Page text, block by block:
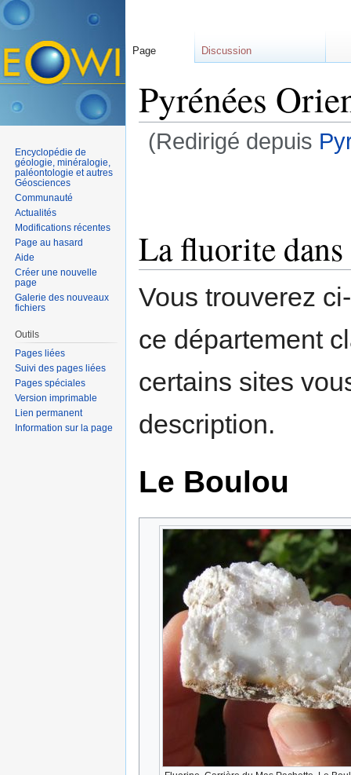
Pyrénées
(Redirigé depuis
La fluorite
Vous trouverez
ce département
certains sites
description.
Le Boulou
Page Discussion
Encyclopédie de
géologie, minéralogie,
paléontologie et autres
Géosciences
Communauté
Actualités
Modifications récentes
Page au hasard
Aide
Créer une nouvelle
page
Galerie des nouveaux
fichiers
Outils
Pages liées
Suivi des pages liées
Pages spéciales
Version imprimable
Lien permanent
Information sur la page